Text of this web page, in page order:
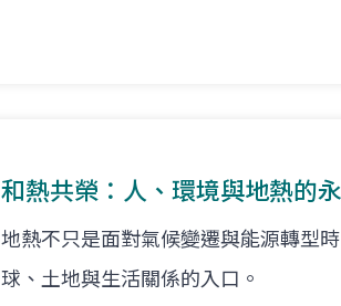
和熱共榮：人、環境與地熱的
地熱不只是面對氣候變遷與能源轉型
球、土地與生活關係的入口。